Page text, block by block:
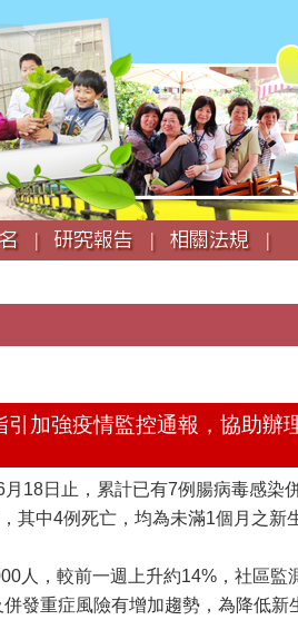
名 | 研究報告 |
相關法規 |
加強疫情監控通報，協助辦
18日止，累計已有7例腸病毒感染
其中4例死亡，均為未滿1個月之新
人，較前一週上升約14%，社區監
發重症風險有增加趨勢，為降低新